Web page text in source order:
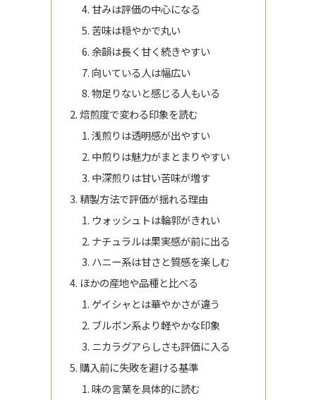
甘みは評価の中心になる
苦味は穏やかで丸い
余韻は長く甘く続きやすい
向いている人は幅広い
物足りないと感じる人もいる
焙煎度で変わる印象を読む
浅煎りは透明感が出やすい
中煎りは魅力がまとまりやすい
中深煎りは甘い苦味が増す
精製方法で評価が揺れる理由
ウォッシュトは輪郭がきれい
ナチュラルは果実感が前に出る
ハニー系は甘さと質感を楽しむ
ほかの産地や品種と比べる
ゲイシャとは華やかさが違う
ブルボン系より軽やかな印象
ニカラグアらしさも評価に入る
購入前に失敗を避ける基準
味の言葉を具体的に読む